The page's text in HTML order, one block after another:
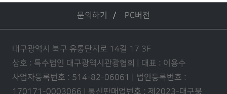
문의하기 PC버전
대구광역시 북구 유통단지로 14길 17 3F
상호 : 특수법인 대구광역시관광협회 | 대표 : 이용수
사업자등록번호 : 514-82-06061 | 법인등록번호 :
170171-0003066 | 통신판매업번호 : 제2023-대구북